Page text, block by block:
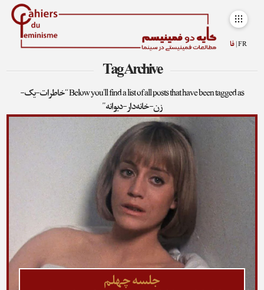
FR | فا
Tag Archive
Below you'll find a list of all posts that have been tagged as“خاطرات-یک-
زن-خانه‌دار-دیوانه”
جلسه چهلم